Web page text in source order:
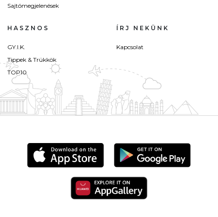
Sajtómegjelenések
HASZNOS
GY.I.K.
Tippek & Trükkök
TOP10
ÍRJ NEKÜNK
Kapcsolat